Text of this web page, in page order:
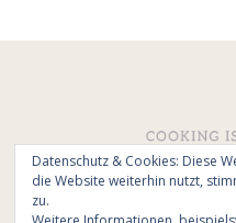
© All Rights
Datenschutz & Cookies: Diese
die Website weiterhin nutzt,
zu.